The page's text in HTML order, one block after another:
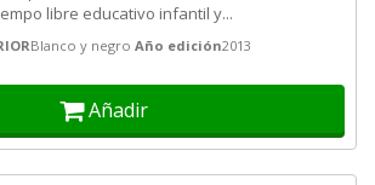
libre educativo infantil y...
Blanco y negro Año edición2013
Añadir